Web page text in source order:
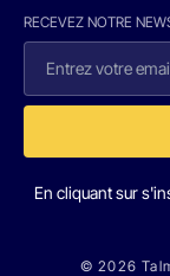
RECEVEZ NOTRE
En cliquant sur
© 2026